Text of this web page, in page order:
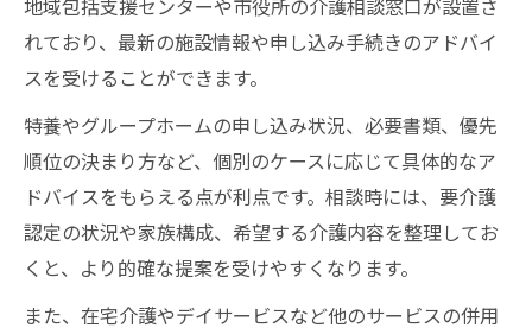
地域包括支援センターや市役所の介護相談窓口が設置さ
れており、最新の施設情報や申し込み手続きのアドバイ
スを受けることができます。
特養やグループホームの申し込み状況、必要書類、優先
順位の決まり方など、個別のケースに応じて具体的なア
ドバイスをもらえる点が利点です。相談時には、要介護
認定の状況や家族構成、希望する介護内容を整理してお
くと、より的確な提案を受けやすくなります。
また、在宅介護やデイサービスなど他のサービスの併用